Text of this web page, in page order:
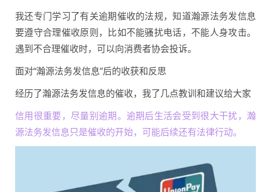
我还专门学习了有关逾期催收的法规，知道瀚源法务发信息
要遵守合理催收原则，比如不能骚扰电话，不能人身攻击。
遇到不合理催收时，可以向消费者协会投诉。
面对“瀚源法务发信息”后的收获和反思
经历了瀚源法务发信息的催收，我了几点教训和建议给大家
信用很重要，尽量别逾期。逾期后生活会受到很大干扰，瀚
源法务发信息只是催收的开始，可能后续还有法律行动。